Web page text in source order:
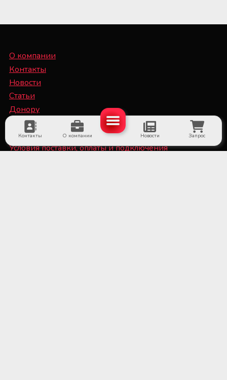
Контакты О компании Новости Запрос
О компании
Контакты
Новости
Статьи
Донору
Специалисту
Условия поставки, оплаты и подключения